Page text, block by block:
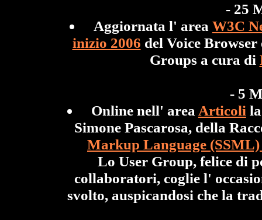
- 25
Aggiornata l' area W3C
inizio 2006 del Voice
Groups a cura di
- 5
Online nell' area Articoli
Simone Pascarosa, della
Markup Language
Lo User Group, felice di
collaboratori, coglie l'
svolto, auspicandosi che la